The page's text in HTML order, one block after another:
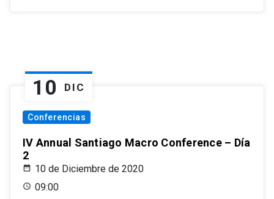
10 DIC
Conferencias
IV Annual Santiago Macro Conference – Día
2
10 de Diciembre de 2020
09:00